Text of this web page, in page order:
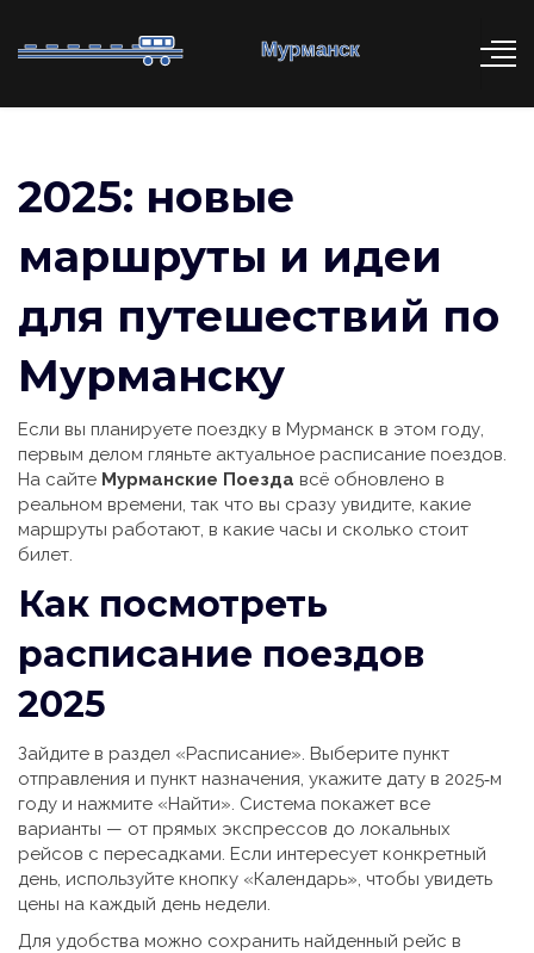
2025: новые
маршруты и идеи
для путешествий по
Мурманску
Если вы планируете поездку в Мурманск в этом году,
первым делом гляньте актуальное расписание поездов.
На сайте Мурманские Поезда всё обновлено в
реальном времени, так что вы сразу увидите, какие
маршруты работают, в какие часы и сколько стоит
билет.
Как посмотреть
расписание поездов
2025
Зайдите в раздел «Расписание». Выберите пункт
отправления и пункт назначения, укажите дату в 2025‑м
году и нажмите «Найти». Система покажет все
варианты — от прямых экспрессов до локальных
рейсов с пересадками. Если интересует конкретный
день, используйте кнопку «Календарь», чтобы увидеть
цены на каждый день недели.
Для удобства можно сохранить найденный рейс в